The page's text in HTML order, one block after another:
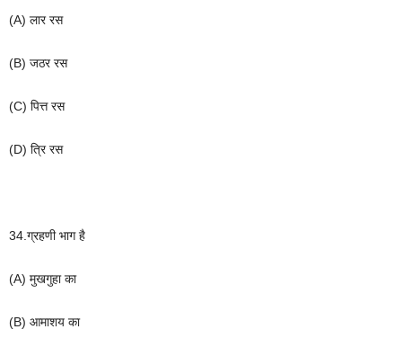
(A) लार रस
(B) जठर रस
(C) पित्त रस
(D) त्रि रस
34. ग्रहणी भाग है
(A) मुखगुहा का
(B) आमाशय का